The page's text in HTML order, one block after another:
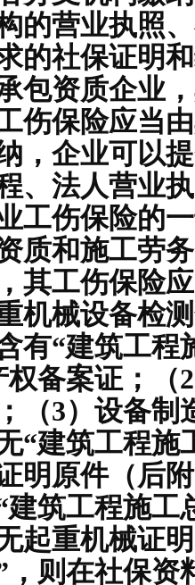
的营业执照
的社保证明
包资质企业
伤保险应当
，企业可以
、法人营业
工伤保险的
质和施工劳
其工伤保险
机械设备检
有“建筑工程
备案证；（
（3）设备制
“建筑工程施
明原件（后
筑工程施工
起重机械证
，则在社保资